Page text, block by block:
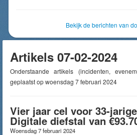
Bekijk de berichten van
Artikels 07-02-2024
Onderstaande artikels (incidenten,
geplaatst op woensdag 7 februari 2024
Vier jaar cel voor 33-
Digitale diefstal van
Woensdag 7 februari 2024